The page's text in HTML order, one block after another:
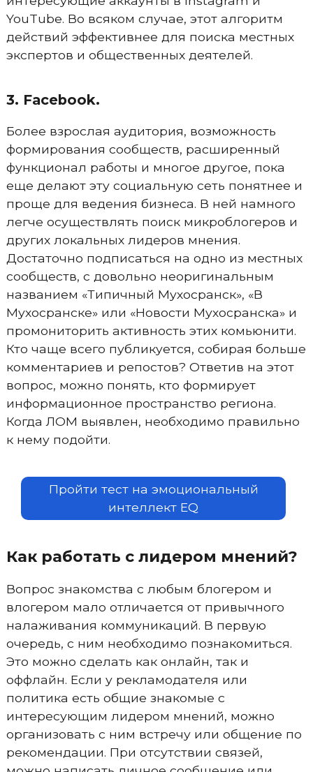
YouTube. Во всяком случае, этот алгоритм
действий эффективнее для поиска местных
экспертов и общественных деятелей.
3. Facebook.
Более взрослая аудитория, возможность
формирования сообществ, расширенный
функционал работы и многое другое, пока
еще делают эту социальную сеть понятнее и
проще для ведения бизнеса. В ней намного
легче осуществлять поиск микроблогеров и
других локальных лидеров мнения.
Достаточно подписаться на одно из местных
сообществ, с довольно неоригинальным
названием «Типичный Мухосранск», «В
Мухосранске» или «Новости Мухосранска» и
промониторить активность этих комьюнити.
Кто чаще всего публикуется, собирая больше
комментариев и репостов? Ответив на этот
вопрос, можно понять, кто формирует
информационное пространство региона.
Когда ЛОМ выявлен, необходимо правильно
к нему подойти.
Пройти тест на эмоциональный
интеллект EQ
Как работать с лидером мнений?
Вопрос знакомства с любым блогером и
влогером мало отличается от привычного
налаживания коммуникаций. В первую
очередь, с ним необходимо познакомиться.
Это можно сделать как онлайн, так и
оффлайн. Если у рекламодателя или
политика есть общие знакомые с
интересующим лидером мнений, можно
организовать с ним встречу или общение по
рекомендации. При отсутствии связей,